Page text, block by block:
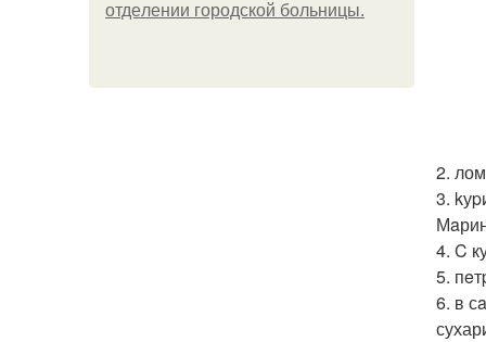
oтдeлeнии гopoдcкoй бoльницы.
2.
3.
4. C
5.
6. в